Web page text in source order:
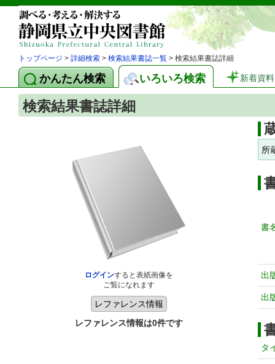
トップページ > 詳細検索 > 検索結果書誌一覧 > 検索結果書誌詳細
かんたん検索 いろいろ検索 新着資料
検索結果書誌詳細
ログインすると表紙画像を
ご覧になれます
レファレンス情報は0件です
所
書
出
出
タ